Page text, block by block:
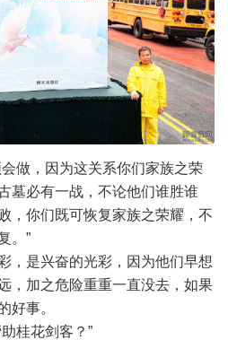
做，因为这关系你们家族之荣
墓必有一战，不论他们谁胜谁
，你们既可恢复家族之荣耀，不
。”
，是兴奋的光彩，因为他们早想
，加之危险重重一直没去，如果
好事。
桂花剑客？”